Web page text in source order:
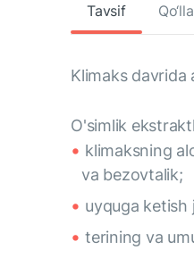
Tavsif
Klimaks davrida
O'simlik
klimaksning
va bezovtalik;
uyquga ketish
terining va